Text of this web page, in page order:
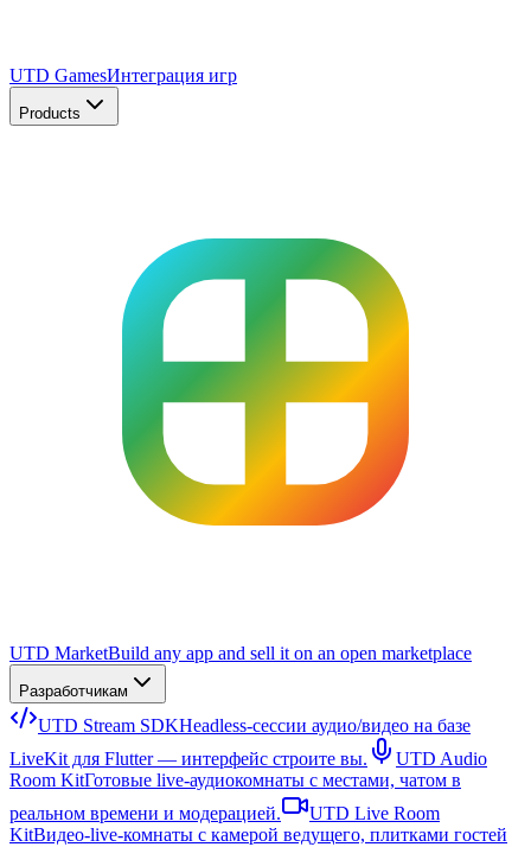
UTD GamesИнтеграция игр
Products
UTD MarketBuild any app and sell it on an open marketplace
Разработчикам
UTD Stream SDKHeadless-сессии аудио/видео на базе
LiveKit для Flutter — интерфейс строите вы.
UTD Audio
Room KitГотовые live-аудиокомнаты с местами, чатом в
реальном времени и модерацией.
UTD Live Room
KitВидео-live-комнаты с камерой ведущего, плитками гостей